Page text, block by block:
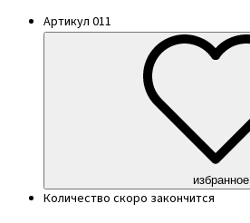
Артикул 011
избранное
Количество скоро закончится